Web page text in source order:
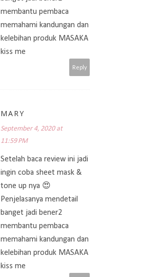
membantu pembaca
memahami kandungan dan
kelebihan produk MASAKA
kiss me
Reply
MARY
September 4, 2020 at
11:59 PM
Setelah baca review ini jadi
ingin coba sheet mask &
tone up nya 😍
Penjelasanya mendetail
banget jadi bener2
membantu pembaca
memahami kandungan dan
kelebihan produk MASAKA
kiss me